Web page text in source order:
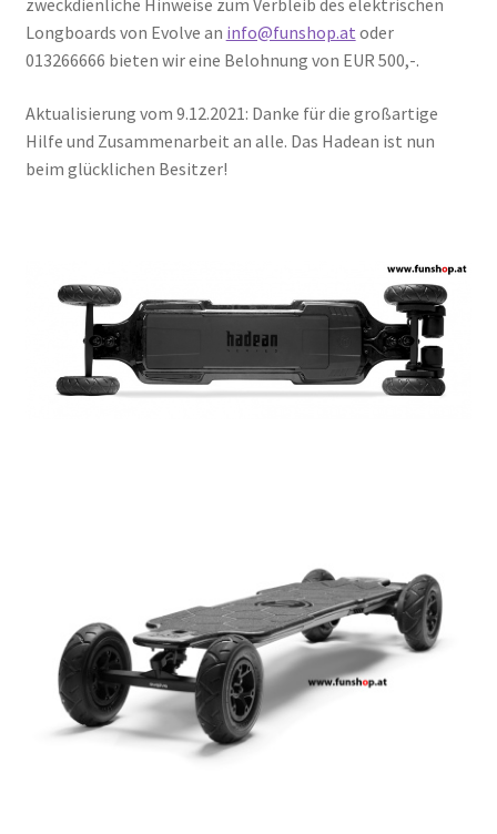
Longboards von Evolve an info@funshop.at oder
013266666 bieten wir eine Belohnung von EUR 500,-.
Aktualisierung vom 9.12.2021: Danke für die großartige
Hilfe und Zusammenarbeit an alle. Das Hadean ist nun
beim glücklichen Besitzer!